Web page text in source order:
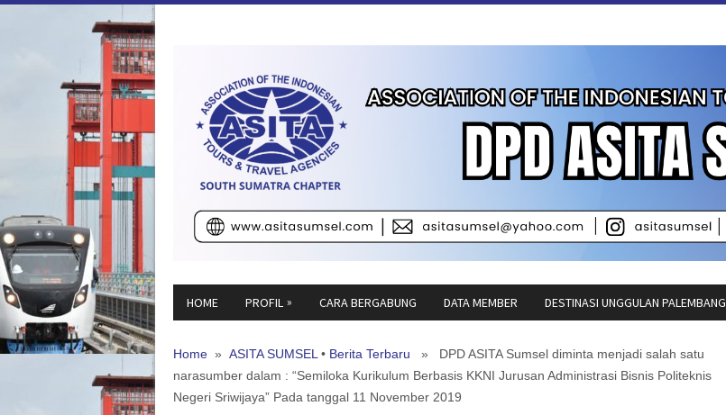
HOME PROFIL » CARA BERGABUNG DATA MEMBER DESTINASI UNGGULAN PALEMBANG
Home » ASITA SUMSEL • Berita Terbaru » DPD ASITA Sumsel diminta menjadi salah satu
narasumber dalam : “Semiloka Kurikulum Berbasis KKNI Jurusan Administrasi Bisnis Politeknis
Negeri Sriwijaya” Pada tanggal 11 November 2019